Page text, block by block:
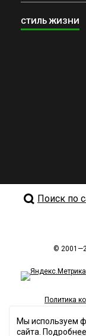
СТИЛЬ ЖИЗНИ
Поиск по
©
Политика
Мы используем
сайта. Подробнее